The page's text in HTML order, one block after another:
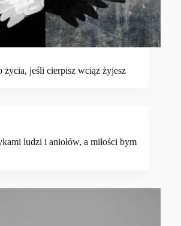
życia, jeśli cierpisz wciąż żyjesz
ludzi i aniołów, a miłości bym